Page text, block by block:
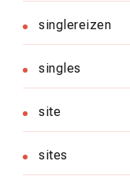
singlereizen
singles
site
sites